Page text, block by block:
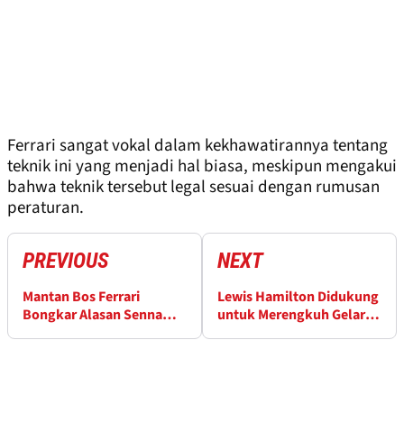
Ferrari sangat vokal dalam kekhawatirannya tentang
teknik ini yang menjadi hal biasa, meskipun mengakui
bahwa teknik tersebut legal sesuai dengan rumusan
peraturan.
PREVIOUS
Mantan Bos Ferrari
Bongkar Alasan Senna
NEXT
Lewis Hamilton Didukung
untuk Merengkuh Gelar